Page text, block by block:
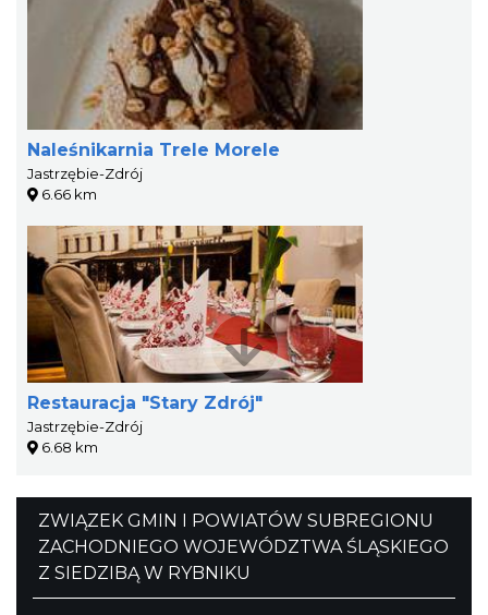
Naleśnikarnia Trele Morele
Jastrzębie-Zdrój
6.66 km
Restauracja "Stary Zdrój"
Jastrzębie-Zdrój
6.68 km
ZWIĄZEK GMIN I POWIATÓW SUBREGIONU
ZACHODNIEGO WOJEWÓDZTWA ŚLĄSKIEGO
Z SIEDZIBĄ W RYBNIKU